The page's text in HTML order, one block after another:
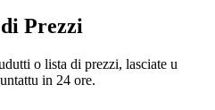
Prezzi
o lista di prezzi, lasciate u
in 24 ore.